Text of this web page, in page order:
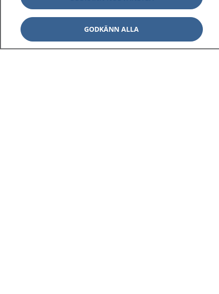
Logga in för att läsa din journal och göra dina
vårdärenden. Ring telefonnummer 1177 för
sjukvårdsrådgivning dygnet runt.
1177 ger dig råd när du vill må bättre.
GODKÄNN ALLA